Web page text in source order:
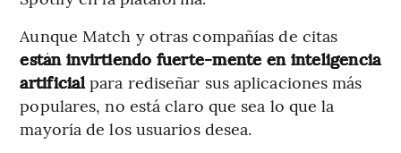
Aunque Match y otras compañías de citas
están invirtiendo fuerte-mente en inteligencia
artificialpara rediseñar sus aplicaciones más
populares, no está claro que sea lo que la
mayoría de los usuarios desea.